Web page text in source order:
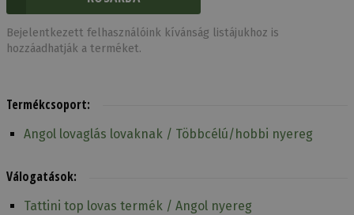
Bejelentkezett felhasználóink kívánság listájukhoz is
hozzáadhatják a terméket.
Termékcsoport:
Angol lovaglás lovaknak / Többcélú/hobbi nyereg
Válogatások:
Tattini top lovas termék / Angol nyereg